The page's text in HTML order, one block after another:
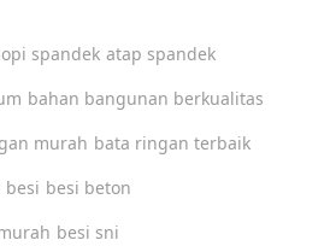
spandek atap spandek
bahan bangunan berkualitas
murah bata ringan terbaik
besi besi beton
besi sni